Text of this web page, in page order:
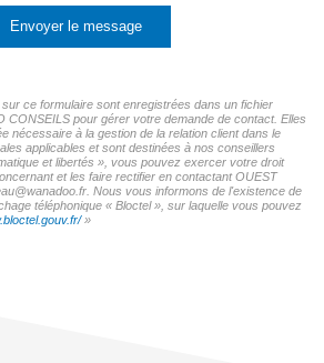
Envoyer le message
ce formulaire sont enregistrées dans un fichier
CONSEILS pour gérer votre demande de contact. Elles
nécessaire à la gestion de la relation client dans le
applicables et sont destinées à nos conseillers
et libertés », vous pouvez exercer votre droit
et les faire rectifier en contactant OUEST
Nous vous informons de l'existence de
téléphonique « Bloctel », sur laquelle vous pouvez
»